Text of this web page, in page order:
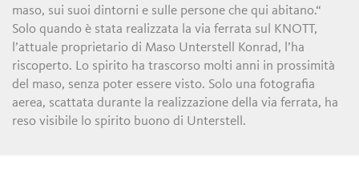
maso, sui suoi dintorni e sulle persone che qui abitano.“
Solo quando è stata realizzata la via ferrata sul KNOTT,
l’attuale proprietario di Maso Unterstell Konrad, l’ha
riscoperto. Lo spirito ha trascorso molti anni in prossimità
del maso, senza poter essere visto. Solo una fotografia
aerea, scattata durante la realizzazione della via ferrata, ha
reso visibile lo spirito buono di Unterstell.